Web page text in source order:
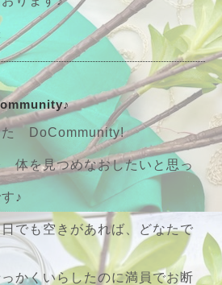
た DoCommunity!
体を見つめなおしたいと思っ
♪
でも空きがあれば、どなたで
かくいらしたのに満員でお断